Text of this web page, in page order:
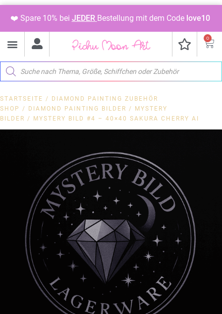
❤️ Spare 10% bei JEDER Bestellung mit dem Code love10
0
STARTSEITE /
DIAMOND PAINTING ZUBEHÖR
SHOP / DIAMOND PAINTING BILDER /
MYSTERY
BILDER / MYSTERY BILD #4 – 40×40 SAKURA CHERRY AI